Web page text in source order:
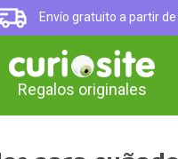
Envío gratuito a partir de
Regalos originales